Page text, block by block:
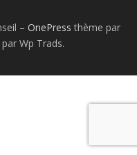
– OnePress thème par
Wp Trads.